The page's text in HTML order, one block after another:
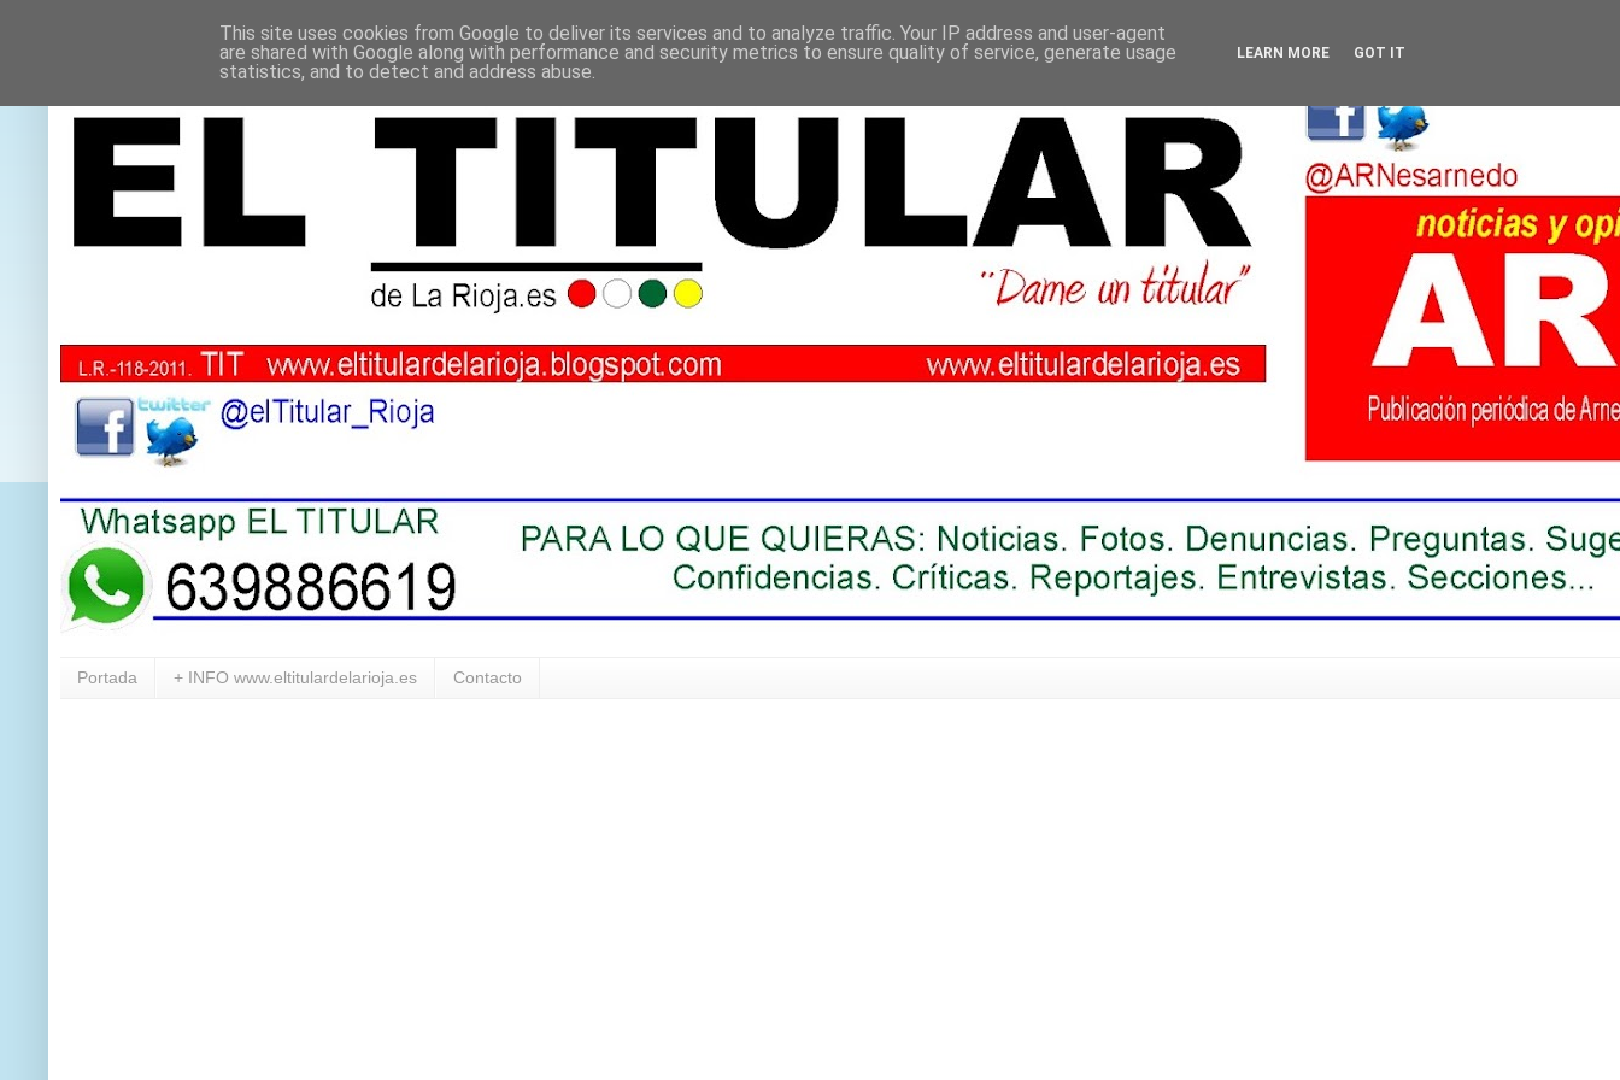
Portada + INFO www.eltitulardelarioja.es Contacto
This site uses cookies from Google to deliver its services and to analyze traffic. Your IP address and user-agent
are shared with Google along with performance and security metrics to ensure quality of service, generate usage
statistics, and to detect and address abuse.
LEARN MORE GOT IT